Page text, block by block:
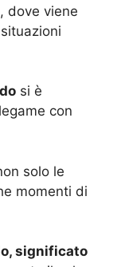
dove viene
si è
con
solo le
momenti di
significato